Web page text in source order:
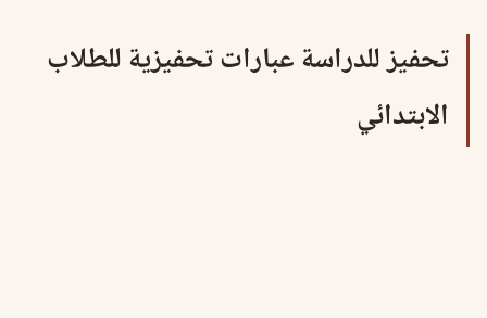
تحفيز للدراسة عبارات تحفيزية للطلاب
الابتدائي